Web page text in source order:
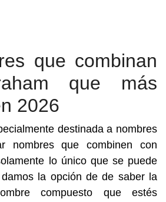
que combinan
que más
2026
destinada a nombres
nombres que combinen con
lo único que se puede
damos la opción de de saber la
compuesto que estés